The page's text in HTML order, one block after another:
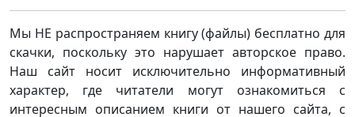
Мы НЕ распространяем книгу (файлы) бесплатно для
скачки, поскольку это нарушает авторское право.
Наш сайт носит исключительно информативный
характер, где читатели могут ознакомиться с
интересным описанием книги от нашего сайта, с